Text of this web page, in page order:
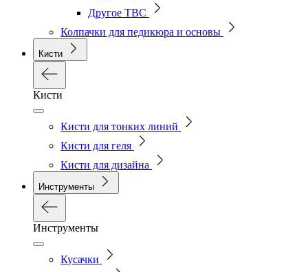
Другое ТВС
Колпачки для педикюра и основы
Кисти
Кисти
Кисти для тонких линий
Кисти для геля
Кисти для дизайна
Инструменты
Инструменты
Кусачки